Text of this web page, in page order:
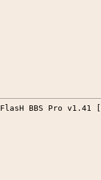
FlasH BBS Pro v1.41 [